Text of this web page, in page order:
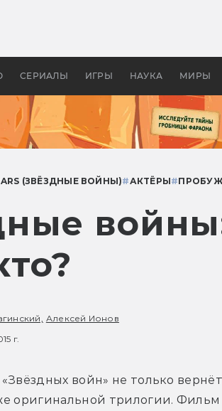
СЕРИАЛЫ ИГРЫ НАУКА МИРЫ
апокалипсис, в
(ЗВЁЗДНЫЕ ВОЙНЫ)#АКТЁРЫ#
Алексей Ионов
г.
войн» не только
оригинальной трилогии.